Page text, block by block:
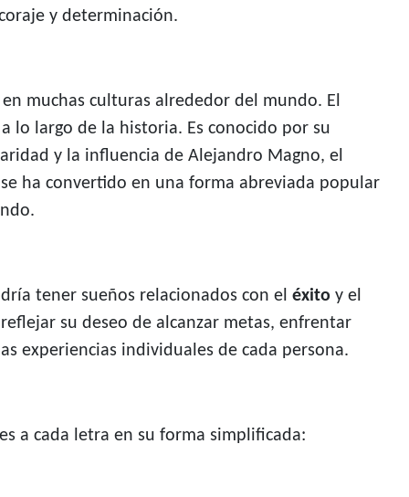
y determinación.
muchas culturas alrededor del mundo. El
lo largo de la historia. Es conocido por su
y la influencia de Alejandro Magno, el
ha convertido en una forma abreviada popular
tener sueños relacionados con el éxito y el
su deseo de alcanzar metas, enfrentar
experiencias individuales de cada persona.
a cada letra en su forma simplificada: